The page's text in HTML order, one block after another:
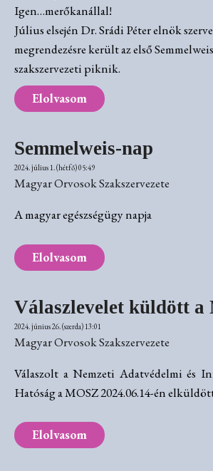
Igen…merőkanállal!
Július elsején Dr. Srádi Péter elnök
megrendezésre került az első
szakszervezeti piknik.
Elolvasom
Semmelweis-nap
2024. július 1. (hétfő) 05:49
Magyar Orvosok Szakszervezete
A magyar egészségügy napja
Elolvasom
Válaszlevelet küldött
2024. június 26. (szerda) 13:01
Magyar Orvosok Szakszervezete
Válaszolt a Nemzeti Adatvédelmi és
Hatóság a MOSZ 2024.06.14-én
Elolvasom